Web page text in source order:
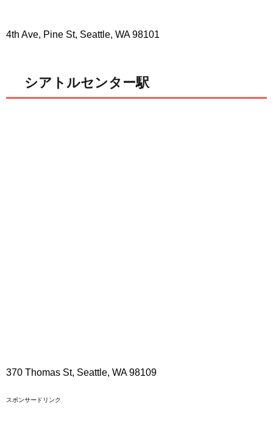
4th Ave, Pine St, Seattle, WA 98101
シアトルセンター駅
370 Thomas St, Seattle, WA 98109
スポンサードリンク